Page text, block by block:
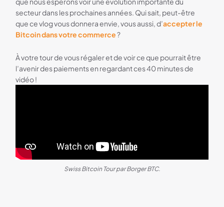
secteur dans les prochaines années. Qui sait, peut-être
que ce vlog vous donnera envie, vous aussi, d’accepter le
Bitcoin dans votre commerce?
À votre tour de vous régaler et de voir ce que pourrait être
l’avenir des paiements en regardant ces 40 minutes de
vidéo !
Swiss Bitcoin Tour par Borger BTC.